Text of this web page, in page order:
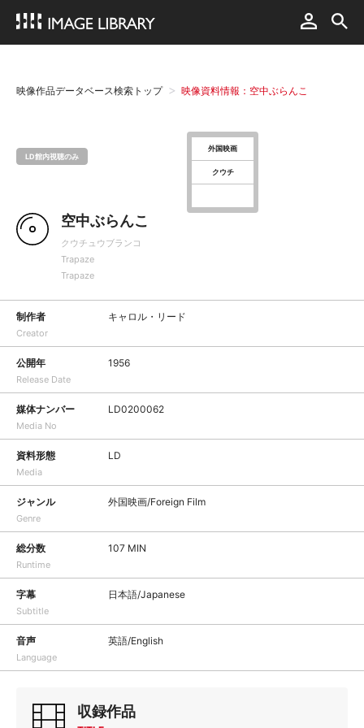
映像作品データベース検索トップ 映像資料情報：空中ぶらんこ
LD館内視聴のみ
外国映画
クウチ
空中ぶらんこ
クウチュウブランコ
Trapaze
Trapaze
制作者
Creator
キャロル・リード
公開年
Release Date
1956
媒体ナンバー
Media No
LD0200062
資料形態
Media
LD
ジャンル
Genre
外国映画/Foreign Film
総分数
Runtime
107 MIN
字幕
Subtitle
日本語/Japanese
音声
Language
英語/English
収録作品